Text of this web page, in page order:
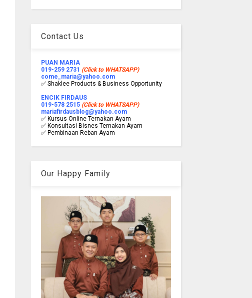
Contact Us
PUAN MARIA
019-259 2731 (Click to WHATSAPP)
come_maria@yahoo.com
✅ Shaklee Products & Business Opportunity
ENCIK FIRDAUS
019-578 2515 (Click to WHATSAPP)
mariafirdausblog@yahoo.com
✅ Kursus Online Ternakan Ayam
✅ Konsultasi Bisnes Ternakan Ayam
✅ Pembinaan Reban Ayam
Our Happy Family